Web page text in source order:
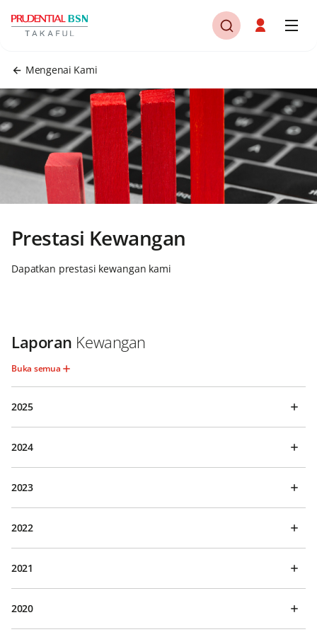
Mengenai Kami
Prestasi Kewangan
Dapatkan prestasi kewangan kami
Laporan Kewangan
Buka semua
2025
2024
2023
2022
2021
2020